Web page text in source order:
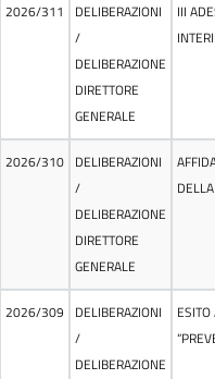
2026/311
DELIBERAZIONI
/
DELIBERAZIONE
DIRETTORE
GENERALE
III
2026/310 DELIBERAZIONI
/
DELIBERAZIONE
DIRETTORE
GENERALE
2026/309
DELIBERAZIONI
/
DELIBERAZIONE